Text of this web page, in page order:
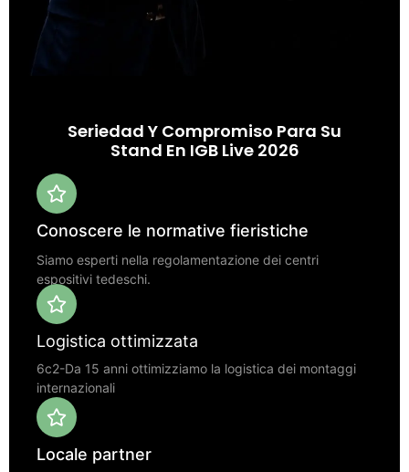
Seriedad Y Compromiso Para Su
Stand En IGB Live 2026
Conoscere le normative fieristiche
Siamo esperti nella regolamentazione dei centri
espositivi tedeschi.
Logistica ottimizzata
6c2-Da 15 anni ottimizziamo la logistica dei montaggi
internazionali
Locale partner